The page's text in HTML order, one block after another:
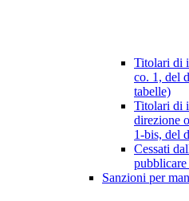
Titolari di
co. 1, del
tabelle)
Titolari di
direzione
1-bis, del
Cessati
Sanzioni per